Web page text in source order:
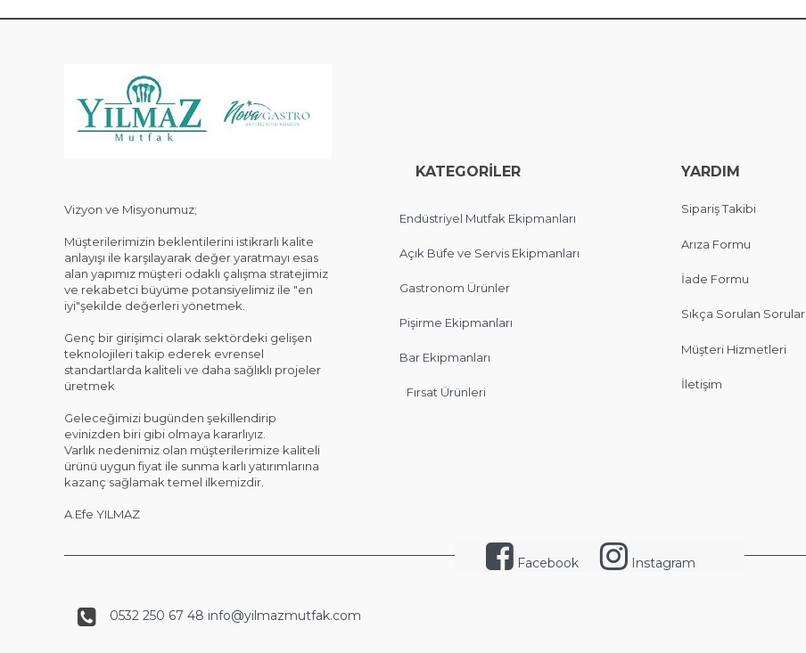
Vizyon ve Misyonumuz;
Müşterilerimizin beklentilerini istikrarlı kalite
anlayışı ile karşılayarak değer yaratmayı esas
alan yapımız müşteri odaklı çalışma stratejimiz
ve rekabetci büyüme potansiyelimiz ile "en
iyi"şekilde değerleri yönetmek.
Genç bir girişimci olarak sektördeki gelişen
teknolojileri takip ederek evrensel
standartlarda kaliteli ve daha sağlıklı projeler
üretmek
Geleceğimizi bugünden şekillendirip
evinizden biri gibi olmaya kararlıyız.
Varlık nedenimiz olan müşterilerimize kaliteli
ürünü uygun fiyat ile sunma karlı yatırımlarına
kazanç sağlamak temel ilkemizdir.
A.Efe YILMAZ
KATEGORİLER
Endüstriyel Mutfak Ekipmanları
Açık Büfe ve Servis Ekipmanları
Gastronom Ürünler
Pişirme Ekipmanları
Bar Ekipmanları
Fırsat Ürünleri
YARDIM
Sipariş Takibi
Arıza Formu
İade Formu
Sıkça Sorulan Sorular
Müşteri Hizmetleri
İletişim
Facebook Instagram
0532 250 67 48 info@yilmazmutfak.com